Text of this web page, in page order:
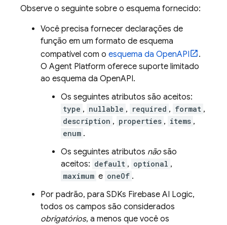
Observe o seguinte sobre o esquema fornecido:
Você precisa fornecer declarações de
função em um formato de esquema
compatível com o esquema da OpenAPI
.
O Agent Platform oferece suporte limitado
ao esquema da OpenAPI.
Os seguintes atributos são aceitos:
type , nullable , required , format ,
description , properties , items ,
enum .
Os seguintes atributos não são
aceitos: default , optional ,
maximum e oneOf .
Por padrão, para SDKs Firebase AI Logic,
todos os campos são considerados
obrigatórios, a menos que você os